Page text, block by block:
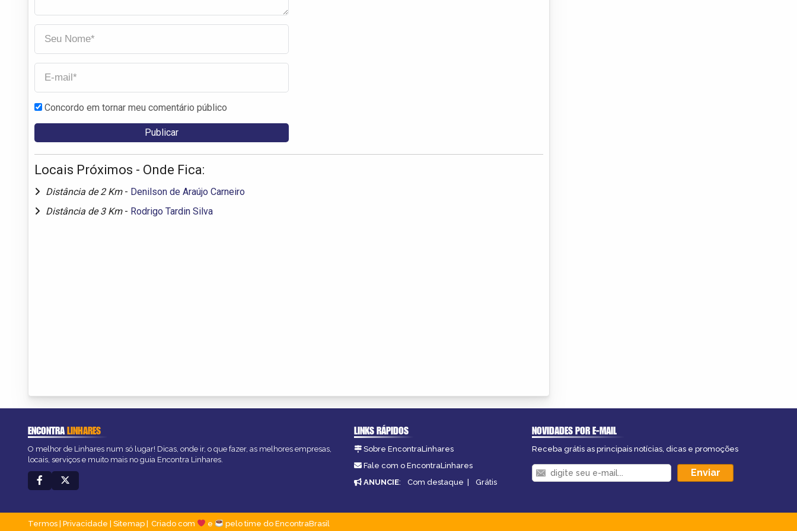
Concordo em tornar meu comentário público
Locais Próximos - Onde Fica:
Distância de 2 Km - Denilson de Araújo Carneiro
Distância de 3 Km - Rodrigo Tardin Silva
ENCONTRALINHARES
O melhor de Linhares num só lugar! Dicas, onde ir, o que fazer, as melhores empresas,
locais, serviços e muito mais no guia Encontra Linhares.
LINKS RÁPIDOS
Sobre EncontraLinhares
Fale com o EncontraLinhares
ANUNCIE: Com destaque | Grátis
NOVIDADES POR E-MAIL
Receba grátis as principais notícias, dicas e promoções
Termos Privacidade Sitemap Criado com e pelo time do EncontraBrasil